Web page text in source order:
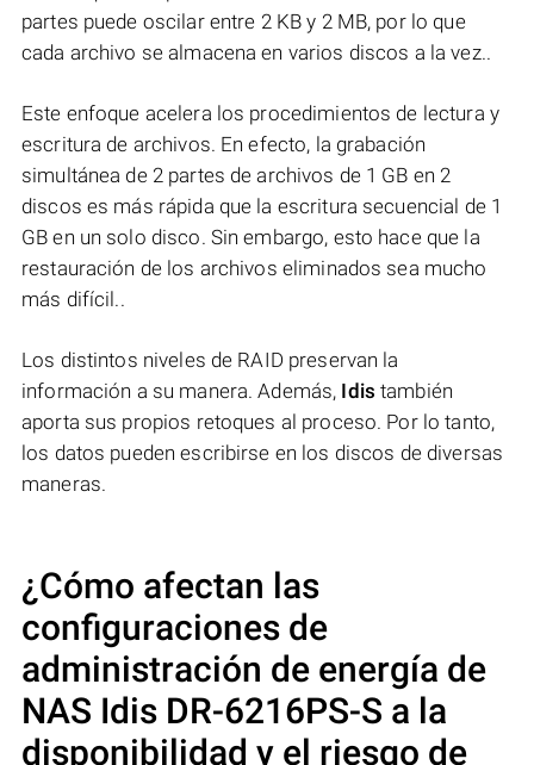
partes puede oscilar entre 2 KB y 2 MB, por lo que
cada archivo se almacena en varios discos a la vez..
Este enfoque acelera los procedimientos de lectura y
escritura de archivos. En efecto, la grabación
simultánea de 2 partes de archivos de 1 GB en 2
discos es más rápida que la escritura secuencial de 1
GB en un solo disco. Sin embargo, esto hace que la
restauración de los archivos eliminados sea mucho
más difícil..
Los distintos niveles de RAID preservan la
información a su manera. Además, Idis también
aporta sus propios retoques al proceso. Por lo tanto,
los datos pueden escribirse en los discos de diversas
maneras.
¿Cómo afectan las
configuraciones de
administración de energía de
NAS Idis DR-6216PS-S a la
disponibilidad y el riesgo de